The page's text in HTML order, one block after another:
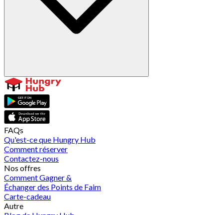
FAQs
Qu'est-ce que Hungry Hub
Comment réserver
Contactez-nous
Nos offres
Comment Gagner &
Échanger des Points de Faim
Carte-cadeau
Autre